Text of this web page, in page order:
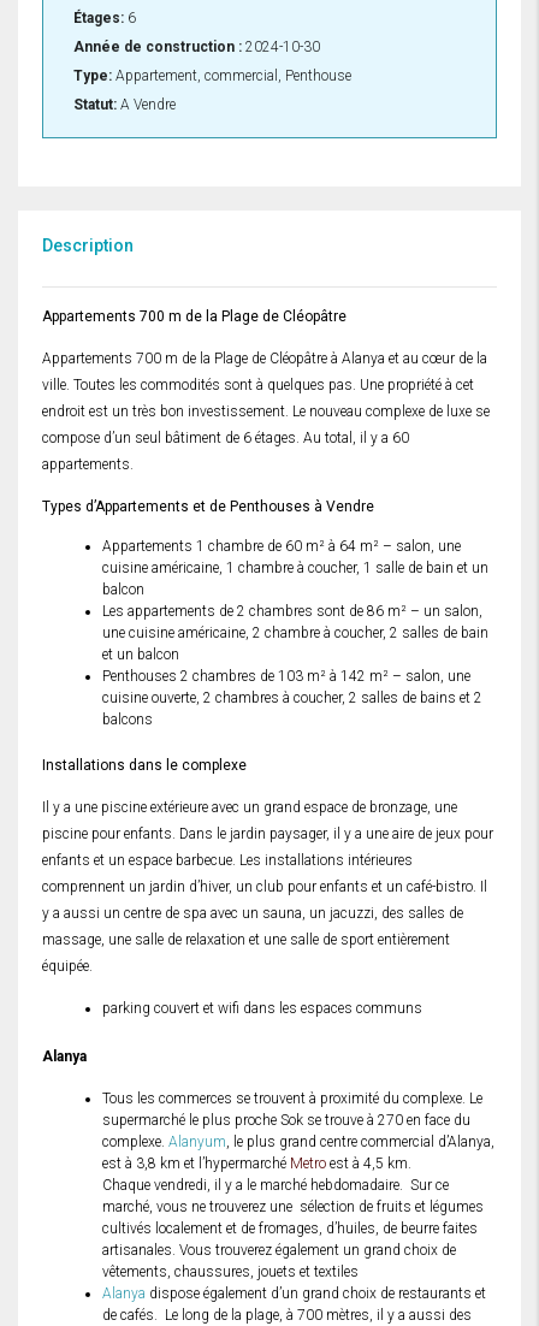
Étages: 6
Année de construction : 2024-10-30
Type: Appartement, commercial, Penthouse
Statut: A Vendre
Description
Appartements 700 m de la Plage de Cléopâtre
Appartements 700 m de la Plage de Cléopâtre à Alanya et au cœur de la
ville. Toutes les commodités sont à quelques pas. Une propriété à cet
endroit est un très bon investissement. Le nouveau complexe de luxe se
compose d’un seul bâtiment de 6 étages. Au total, il y a 60
appartements.
Types d’Appartements et de Penthouses à Vendre
Appartements 1 chambre de 60 m² à 64 m² – salon, une
cuisine américaine, 1 chambre à coucher, 1 salle de bain et un
balcon
Les appartements de 2 chambres sont de 86 m² – un salon,
une cuisine américaine, 2 chambre à coucher, 2 salles de bain
et un balcon
Penthouses 2 chambres de 103 m² à 142 m² – salon, une
cuisine ouverte, 2 chambres à coucher, 2 salles de bains et 2
balcons
Installations dans le complexe
Il y a une piscine extérieure avec un grand espace de bronzage, une
piscine pour enfants. Dans le jardin paysager, il y a une aire de jeux pour
enfants et un espace barbecue. Les installations intérieures
comprennent un jardin d’hiver, un club pour enfants et un café-bistro. Il
y a aussi un centre de spa avec un sauna, un jacuzzi, des salles de
massage, une salle de relaxation et une salle de sport entièrement
équipée.
parking couvert et wifi dans les espaces communs
Alanya
Tous les commerces se trouvent à proximité du complexe. Le
supermarché le plus proche Sok se trouve à 270 en face du
complexe. Alanyum, le plus grand centre commercial d’Alanya,
est à 3,8 km et l’hypermarché Metro est à 4,5 km.
Chaque vendredi, il y a le marché hebdomadaire. Sur ce
marché, vous ne trouverez une sélection de fruits et légumes
cultivés localement et de fromages, d’huiles, de beurre faites
artisanales. Vous trouverez également un grand choix de
vêtements, chaussures, jouets et textiles
Alanya dispose également d’un grand choix de restaurants et
de cafés. Le long de la plage, à 700 mètres, il y a aussi des